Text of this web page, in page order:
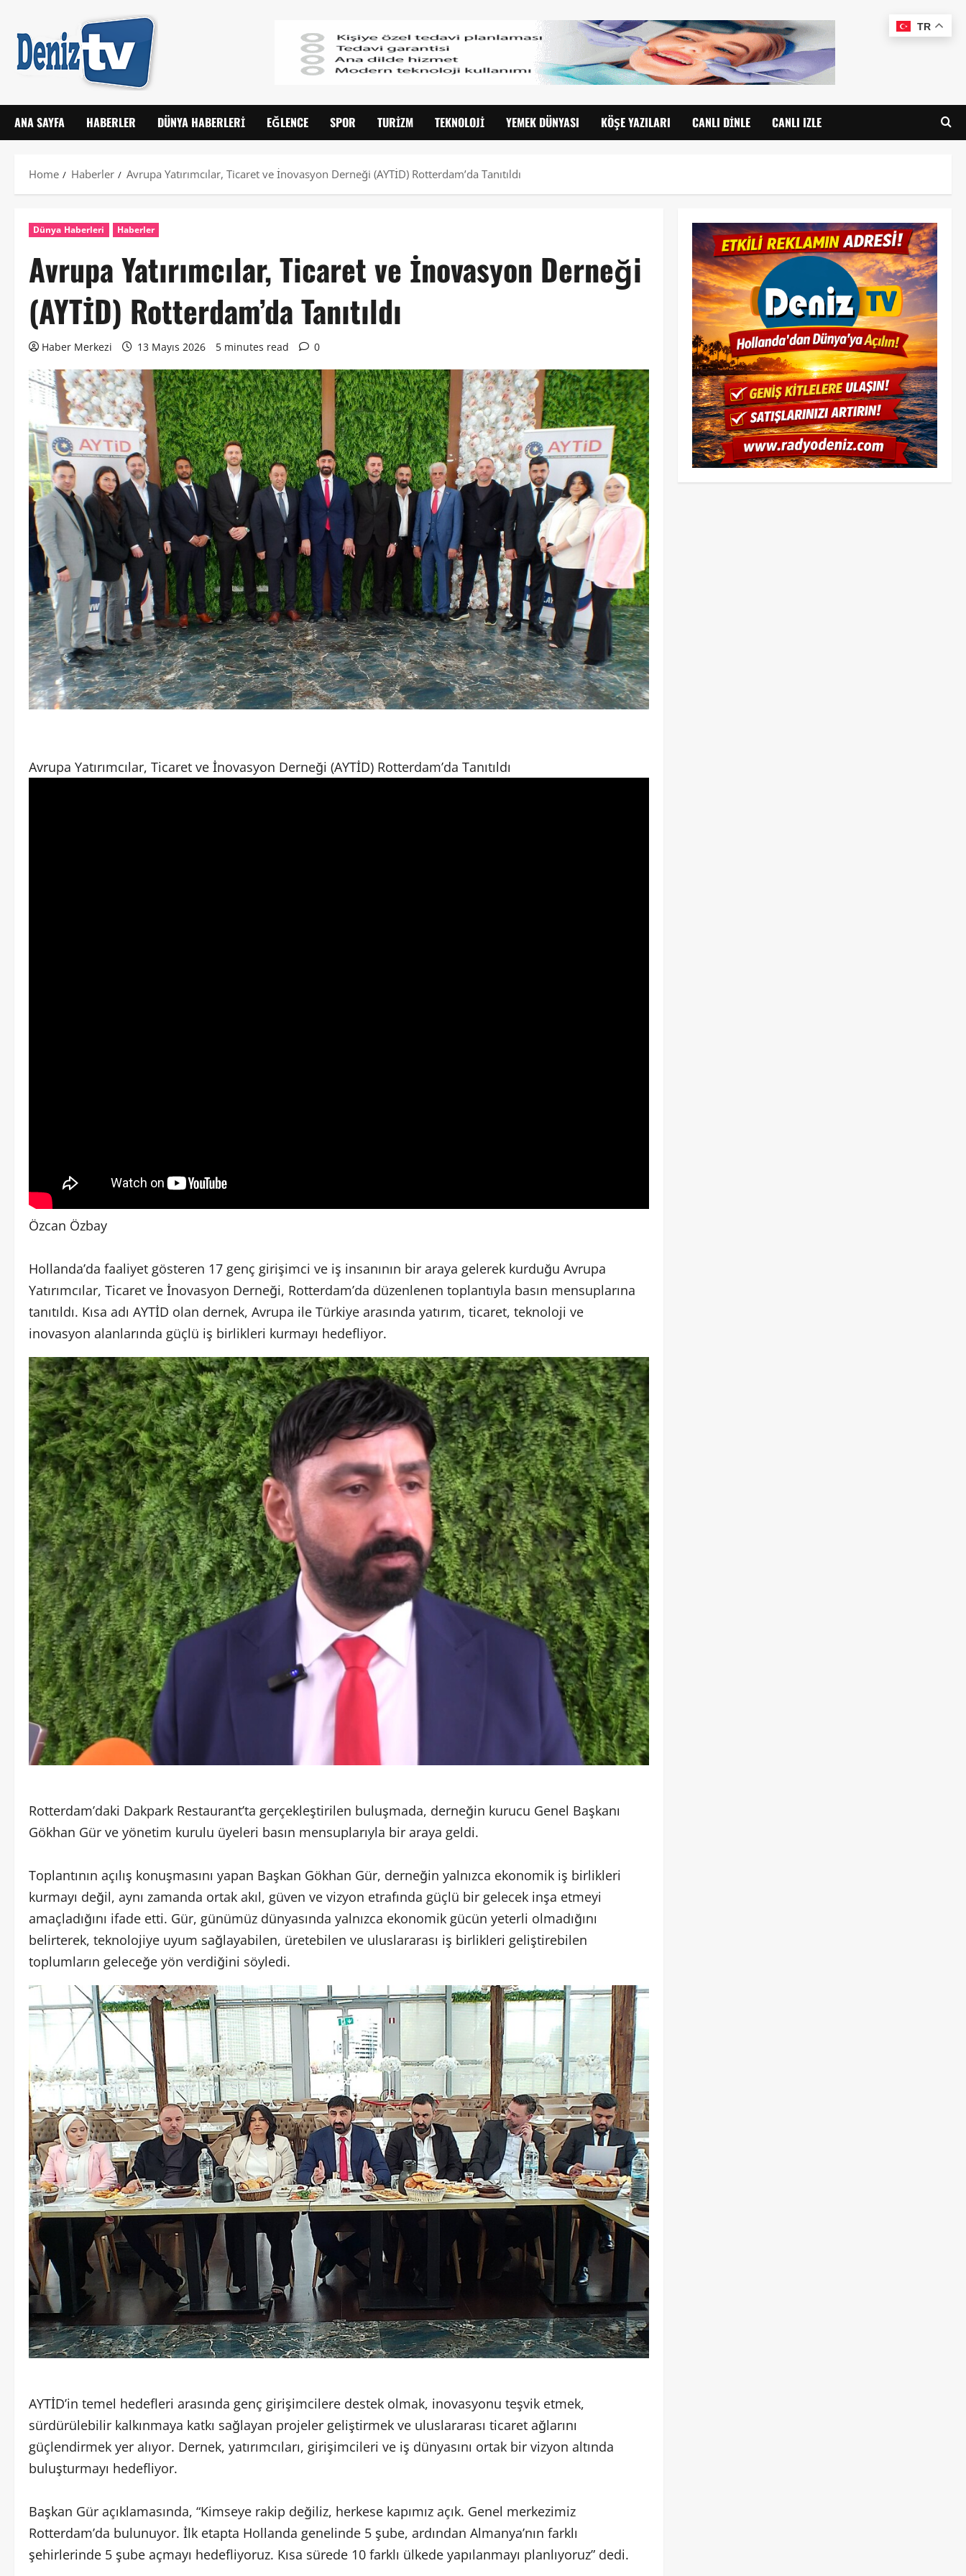
ANA SAYFA HABERLER DÜNYA HABERLERI EĞLENCE SPOR TURIZM TEKNOLOJI YEMEK DÜNYASI KÖŞE YAZILARI CANLI DINLE CANLI IZLE
Home Haberler Avrupa Yatırımcılar, Ticaret ve İnovasyon Derneği (AYTİD) Rotterdam’da Tanıtıldı
Dünya Haberleri Haberler
Avrupa Yatırımcılar, Ticaret ve İnovasyon Derneği
(AYTİD) Rotterdam’da Tanıtıldı
Haber Merkezi 13 Mayıs 2026 5 minutes read 0
Avrupa Yatırımcılar, Ticaret ve İnovasyon Derneği (AYTİD) Rotterdam’da Tanıtıldı
Özcan Özbay
Hollanda’da faaliyet gösteren 17 genç girişimci ve iş insanının bir araya gelerek kurduğu Avrupa
Yatırımcılar, Ticaret ve İnovasyon Derneği, Rotterdam’da düzenlenen toplantıyla basın mensuplarına
tanıtıldı. Kısa adı AYTİD olan dernek, Avrupa ile Türkiye arasında yatırım, ticaret, teknoloji ve
inovasyon alanlarında güçlü iş birlikleri kurmayı hedefliyor.
Rotterdam’daki Dakpark Restaurant’ta gerçekleştirilen buluşmada, derneğin kurucu Genel Başkanı
Gökhan Gür ve yönetim kurulu üyeleri basın mensuplarıyla bir araya geldi.
Toplantının açılış konuşmasını yapan Başkan Gökhan Gür, derneğin yalnızca ekonomik iş birlikleri
kurmayı değil, aynı zamanda ortak akıl, güven ve vizyon etrafında güçlü bir gelecek inşa etmeyi
amaçladığını ifade etti. Gür, günümüz dünyasında yalnızca ekonomik gücün yeterli olmadığını
belirterek, teknolojiye uyum sağlayabilen, üretebilen ve uluslararası iş birlikleri geliştirebilen
toplumların geleceğe yön verdiğini söyledi.
AYTİD’in temel hedefleri arasında genç girişimcilere destek olmak, inovasyonu teşvik etmek,
sürdürülebilir kalkınmaya katkı sağlayan projeler geliştirmek ve uluslararası ticaret ağlarını
güçlendirmek yer alıyor. Dernek, yatırımcıları, girişimcileri ve iş dünyasını ortak bir vizyon altında
buluşturmayı hedefliyor.
Başkan Gür açıklamasında, “Kimseye rakip değiliz, herkese kapımız açık. Genel merkezimiz
Rotterdam’da bulunuyor. İlk etapta Hollanda genelinde 5 şube, ardından Almanya’nın farklı
şehirlerinde 5 şube açmayı hedefliyoruz. Kısa sürede 10 farklı ülkede yapılanmayı planlıyoruz” dedi.
TR